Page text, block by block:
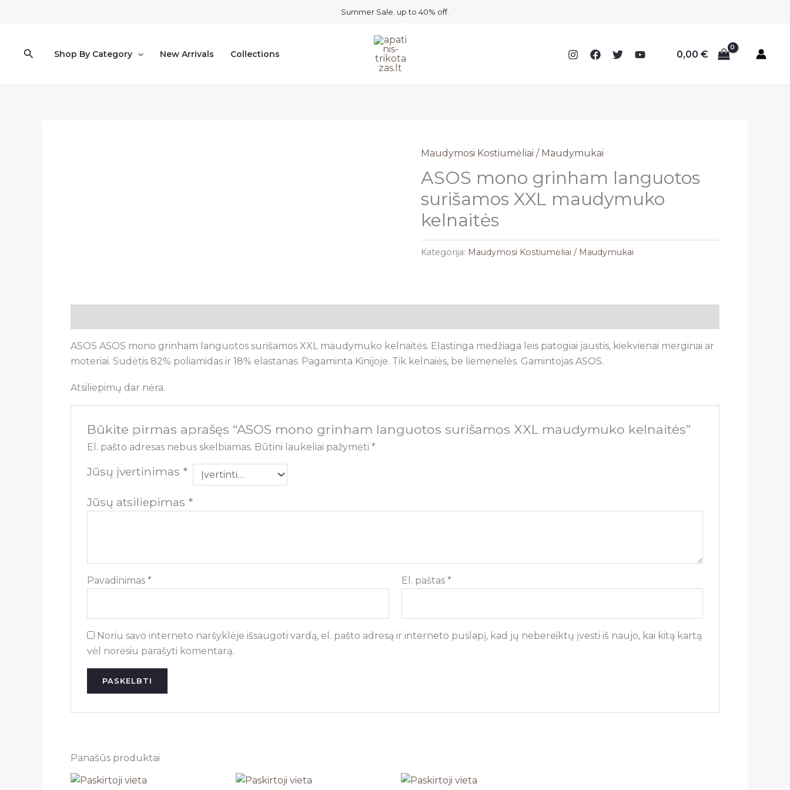
Summer Sale. up to 40% off.
PaieškaShop By Category New Arrivals Collections 0,00 €
Maudymosi Kostiumėliai / Maudymukai
ASOS mono grinham languotos
surišamos XXL maudymuko
kelnaitės
Kategorija: Maudymosi Kostiumėliai / Maudymukai
ASOS ASOS mono grinham languotos surišamos XXL maudymuko kelnaitės. Elastinga medžiaga leis patogiai jaustis, kiekvienai merginai ar
moteriai. Sudėtis 82% poliamidas ir 18% elastanas. Pagaminta Kinijoje. Tik kelnaiės, be liemenelės. Gamintojas ASOS.
Atsiliepimų dar nėra.
Būkite pirmas aprašęs “ASOS mono grinham languotos surišamos XXL maudymuko kelnaitės”
El. pašto adresas nebus skelbiamas. Būtini laukeliai pažymėti *
Jūsų įvertinimas *
Jūsų atsiliepimas *
Pavadinimas * El. paštas *
Noriu savo interneto naršyklėje išsaugoti vardą, el. pašto adresą ir interneto puslapį, kad jų nebereiktų įvesti iš naujo, kai kitą kartą
vėl norėsiu parašyti komentarą.
Panašūs produktai